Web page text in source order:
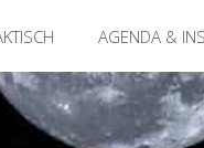
AGENDA &